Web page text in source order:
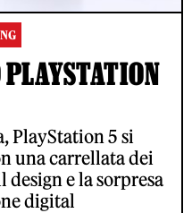
PLAYSTATION
PlayStation 5 si
una carrellata dei
e la sorpresa
digital